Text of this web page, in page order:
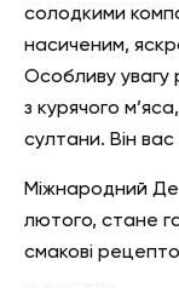
солодкими
насиченим,
Особливу увагу
з курячого
султани. Він вас
Міжнародний
лютого, стане
смакові